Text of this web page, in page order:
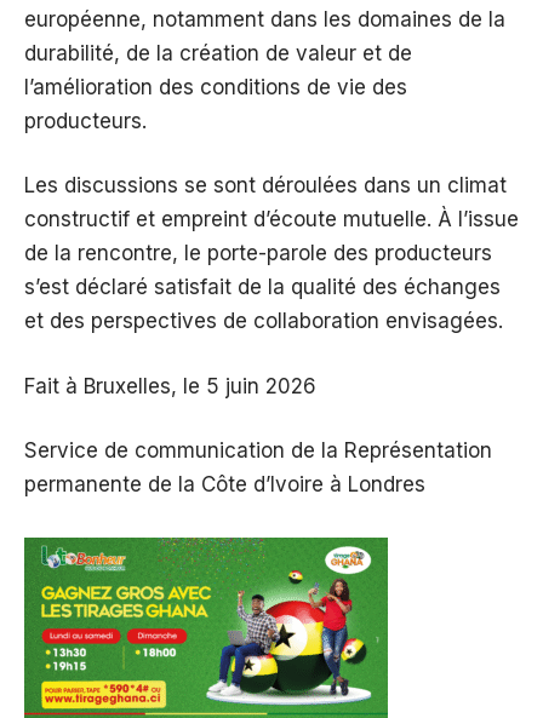
européenne, notamment dans les domaines de la
durabilité, de la création de valeur et de
l’amélioration des conditions de vie des
producteurs.
Les discussions se sont déroulées dans un climat
constructif et empreint d’écoute mutuelle. À l’issue
de la rencontre, le porte-parole des producteurs
s’est déclaré satisfait de la qualité des échanges
et des perspectives de collaboration envisagées.
Fait à Bruxelles, le 5 juin 2026
Service de communication de la Représentation
permanente de la Côte d’Ivoire à Londres